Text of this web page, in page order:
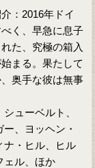
：2016年ドイ
く、早急に息子
た、究極の箱入
まる。果たして
奥手な彼は無事
ューベルト、
、ヨッヘン・
ナ・ヒル、ヒル
ェル、ほか